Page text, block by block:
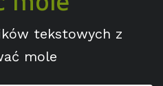
tekstowych z
mole